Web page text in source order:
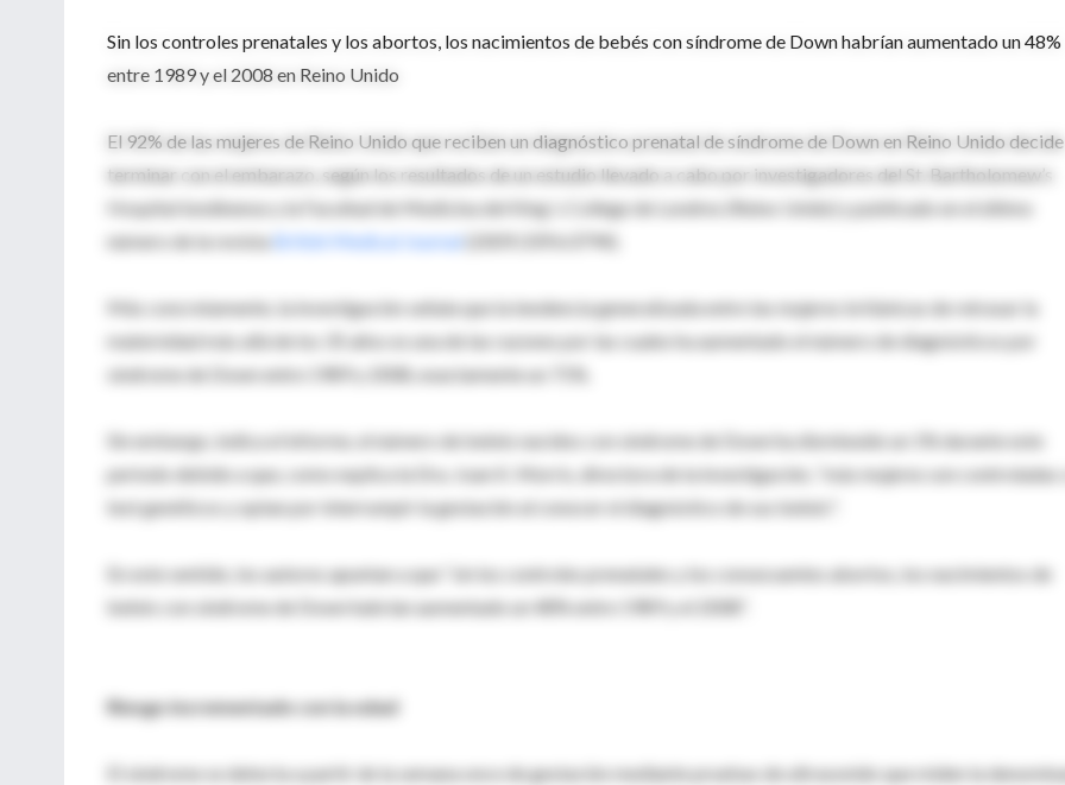
Sin los controles prenatales y los abortos, los nacimientos de bebés con síndrome de Down habrían aumentado un 48%
entre 1989 y el 2008 en Reino Unido
El 92% de las mujeres de Reino Unido que reciben un diagnóstico prenatal de síndrome de Down en Reino Unido decide
terminar con el embarazo, según los resultados de un estudio llevado a cabo por investigadores del St. Bartholomew’s
Hospital londinense y la Facultad de Medicina del King´s College de Londres (Reino Unido) y publicado en el último
número de la revistaBritish Medical Journal (2009;339:b3794).
Más concretamente, la investigación señala que la tendencia generalizada entre las mujeres británicas de retrasar la
maternidad más allá de los 35 años es una de las razones por las cuales ha aumentado el número de diagnósticos por
síndrome de Down entre 1989 y 2008, exactamente un 71%.
Sin embargo, indica el informe, el número de bebés nacidos con síndrome de Down ha disminuido un 1% durante este
periodo debido a que, como explica la Dra. Joan K. Morris, directora de la investigación, “más mujeres son controladas
test genéticos y optan por interrumpir la gestación al conocer el diagnóstico de sus bebés".
En este sentido, los autores apuntan a que “sin los controles prenatales y los consecuentes abortos, los nacimientos de
bebés con síndrome de Down habrían aumentado un 48% entre 1989 y el 2008”.
Riesgo incrementado con la edad
El síndrome se detecta a partir de la semana once de gestación mediante pruebas de ultrasonido que miden la